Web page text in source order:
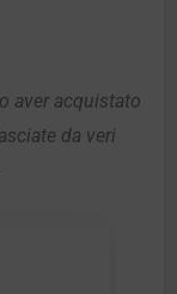
aver acquistato
da veri